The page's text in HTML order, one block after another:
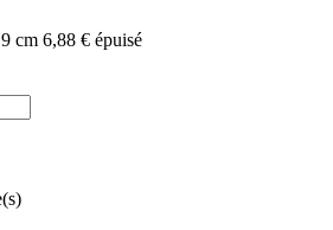
cm 6,88 € épuisé